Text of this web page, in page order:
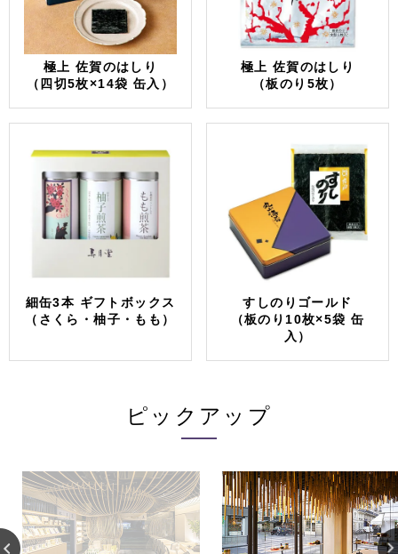
極上 佐賀のはしり
（四切5枚×14袋 缶入）
極上 佐賀のはしり
（板のり5枚）
細缶3本 ギフトボックス
（さくら・柚子・もも）
すしのりゴールド
（板のり10枚×5袋 缶
入）
ピックアップ